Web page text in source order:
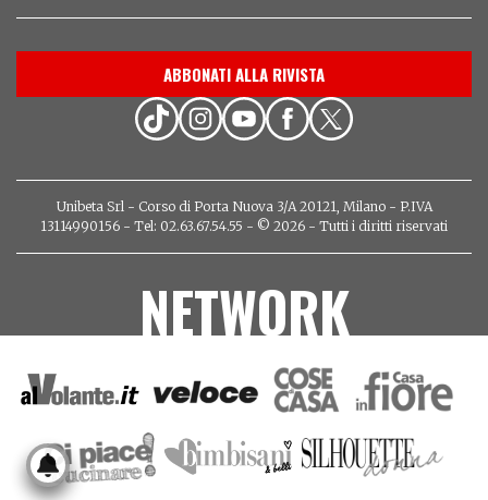
ABBONATI ALLA RIVISTA
Unibeta Srl - Corso di Porta Nuova 3/A 20121, Milano - P.IVA
13114990156 - Tel: 02.63.67.54.55 - © 2026 - Tutti i diritti riservati
NETWORK